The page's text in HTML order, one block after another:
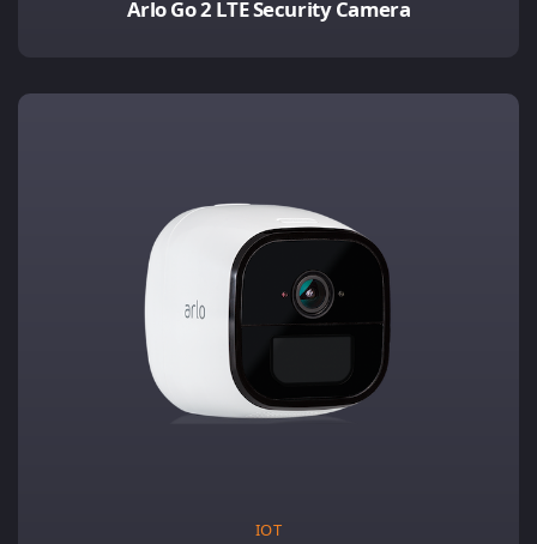
Arlo Go 2 LTE Security Camera
IOT